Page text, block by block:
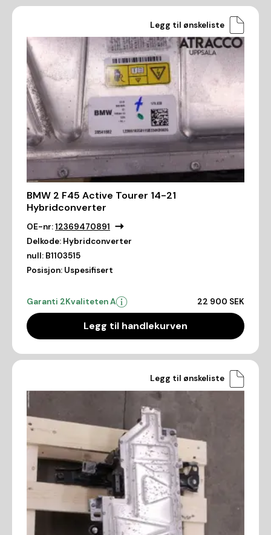
Legg til ønskeliste
BMW 2 F45 Active Tourer 14-21
Hybridconverter
OE-nr:12369470891
Delkode: Hybridconverter
null: B1103515
Posisjon: Uspesifisert
Garanti 2Kvaliteten A 22 900 SEK
Legg til handlekurven
Legg til ønskeliste